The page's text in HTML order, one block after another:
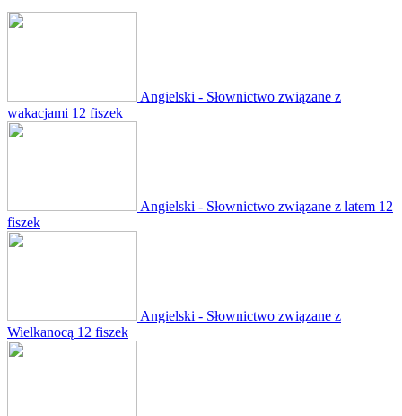
Angielski - Słownictwo związane z
wakacjami 12 fiszek
Angielski - Słownictwo związane z latem 12
fiszek
Angielski - Słownictwo związane z
Wielkanocą 12 fiszek